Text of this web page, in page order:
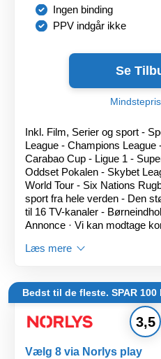
Ingen binding
PPV indgår ikke
Se
Inkl. Film, Serier og sport -
League - Champions League
Carabao Cup - Ligue 1 -
Oddset Pokalen - Skybet
World Tour - Six Nations
sport fra hele verden - Den
til 16 TV-kanaler -
Annonce · Vi kan modtage
Læs mere
Bedst til de fleste. SPAR 100
Vælg 8 via Norlys play
3,5